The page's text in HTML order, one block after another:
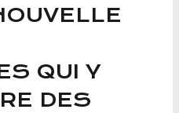
QUI Y
DES